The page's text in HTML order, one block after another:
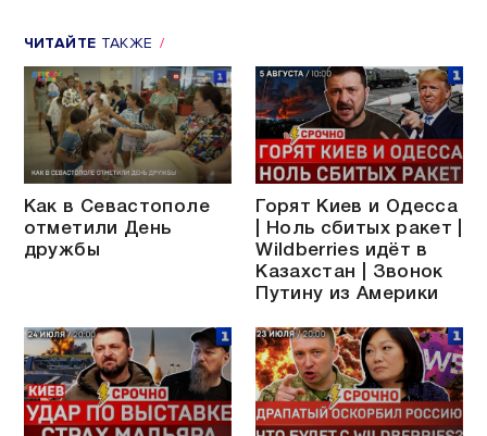
ЧИТАЙТЕ ТАКЖЕ
Как в Севастополе
отметили День
дружбы
Горят Киев и Одесса
| Ноль сбитых ракет |
Wildberries идёт в
Казахстан | Звонок
Путину из Америки